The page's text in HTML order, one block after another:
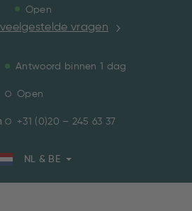
Open
vragen
Antwoord binnen 1 dag
Open
+31 (0)20 – 245 63 37
NL & BE